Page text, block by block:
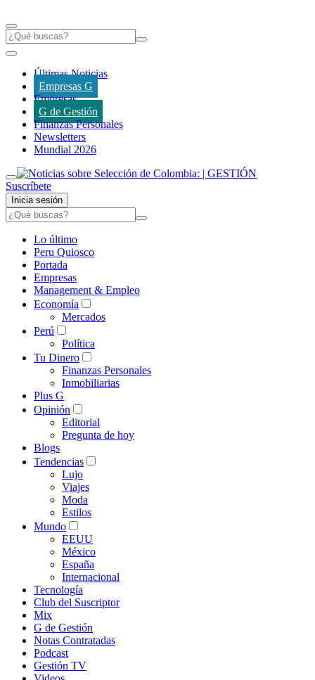
Últimas Noticias
Empresas G
Empresas
G de Gestión
Finanzas Personales
Newsletters
Mundial 2026
Suscríbete
Inicia sesión
Lo último
Peru Quiosco
Portada
Empresas
Management & Empleo
Economía
Mercados
Perú
Política
Tu Dinero
Finanzas Personales
Inmobiliarias
Plus G
Opinión
Editorial
Pregunta de hoy
Blogs
Tendencias
Lujo
Viajes
Moda
Estilos
Mundo
EEUU
México
España
Internacional
Tecnología
Club del Suscriptor
Mix
G de Gestión
Notas Contratadas
Podcast
Gestión TV